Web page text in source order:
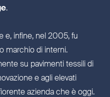
.
e, infine, nel 2005, fu
marchio di interni.
su pavimenti tessili di
e agli elevati
azienda che è oggi.